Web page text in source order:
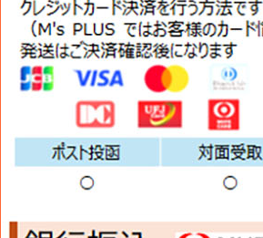
イカロス出版
イタレリ
ウインザー＆ニュートン